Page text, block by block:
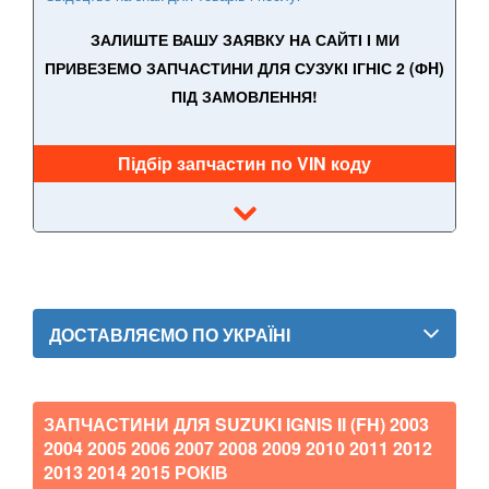
Alto IV (GF)
Ignis III
SX4 I (GY)
SX4 S-Cross
Wagon R+ I (EM)
Wagon R+ II (MM)
ЗАЛИШТЕ ВАШУ ЗАЯВКУ НА САЙТІ І МИ
ПРИВЕЗЕМО ЗАПЧАСТИНИ ДЛЯ СУЗУКІ ІГНІС 2 (ФH)
ПІД ЗАМОВЛЕННЯ!
Підбір запчастин по VIN коду
ДОСТАВЛЯЄМО ПО УКРАЇНІ
ЗАПЧАСТИНИ ДЛЯ SUZUKI IGNIS II (FH)2003
2004 2005 2006 2007 2008 2009 2010 2011 2012
2013 2014 2015 РОКІВ